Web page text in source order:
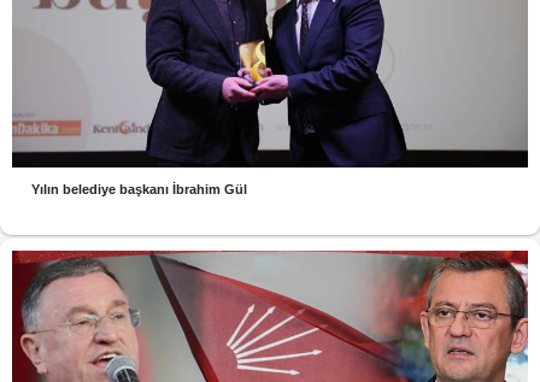
Yılın belediye başkanı İbrahim Gül